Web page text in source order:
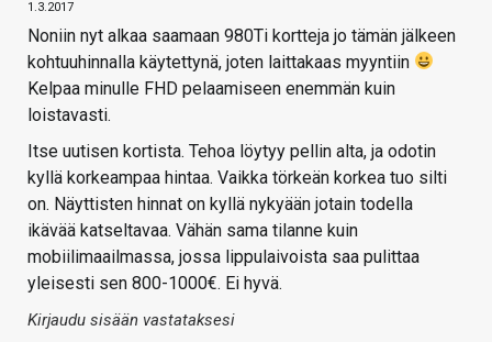
1.3.2017
Noniin nyt alkaa saamaan 980Ti kortteja jo tämän jälkeen
kohtuuhinnalla käytettynä, joten laittakaas myyntiin
Kelpaa minulle FHD pelaamiseen enemmän kuin
loistavasti.
Itse uutisen kortista. Tehoa löytyy pellin alta, ja odotin
kyllä korkeampaa hintaa. Vaikka törkeän korkea tuo silti
on. Näyttisten hinnat on kyllä nykyään jotain todella
ikävää katseltavaa. Vähän sama tilanne kuin
mobiilimaailmassa, jossa lippulaivoista saa pulittaa
yleisesti sen 800-1000€. Ei hyvä.
Kirjaudu sisään vastataksesi